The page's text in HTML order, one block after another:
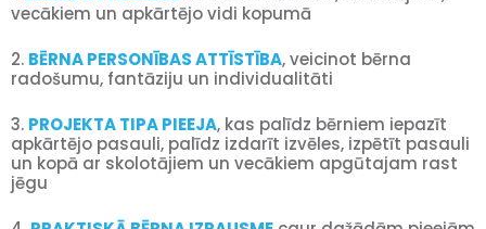
vecākiem un apkārtējo vidi kopumā
2. BĒRNA PERSONĪBAS ATTĪSTĪBA, veicinot bērna
radošumu, fantāziju un individualitāti
3. PROJEKTA TIPA PIEEJA, kas palīdz bērniem iepazīt
apkārtējo pasauli, palīdz izdarīt izvēles, izpētīt pasauli
un kopā ar skolotājiem un vecākiem apgūtajam rast
jēgu